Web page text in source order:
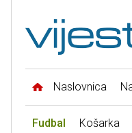
Naslovnica
Fudbal Košarka